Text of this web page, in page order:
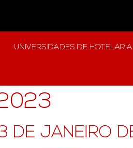
UNIVERSIDADES DE HOTELARIA
DE JANEIRO